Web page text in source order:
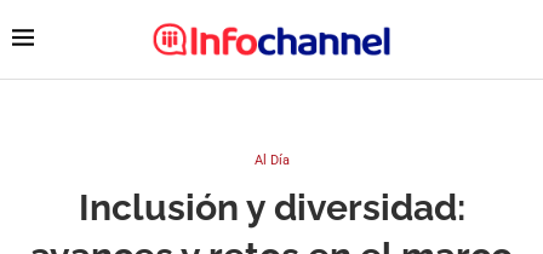
Al Día
Inclusión y diversidad: